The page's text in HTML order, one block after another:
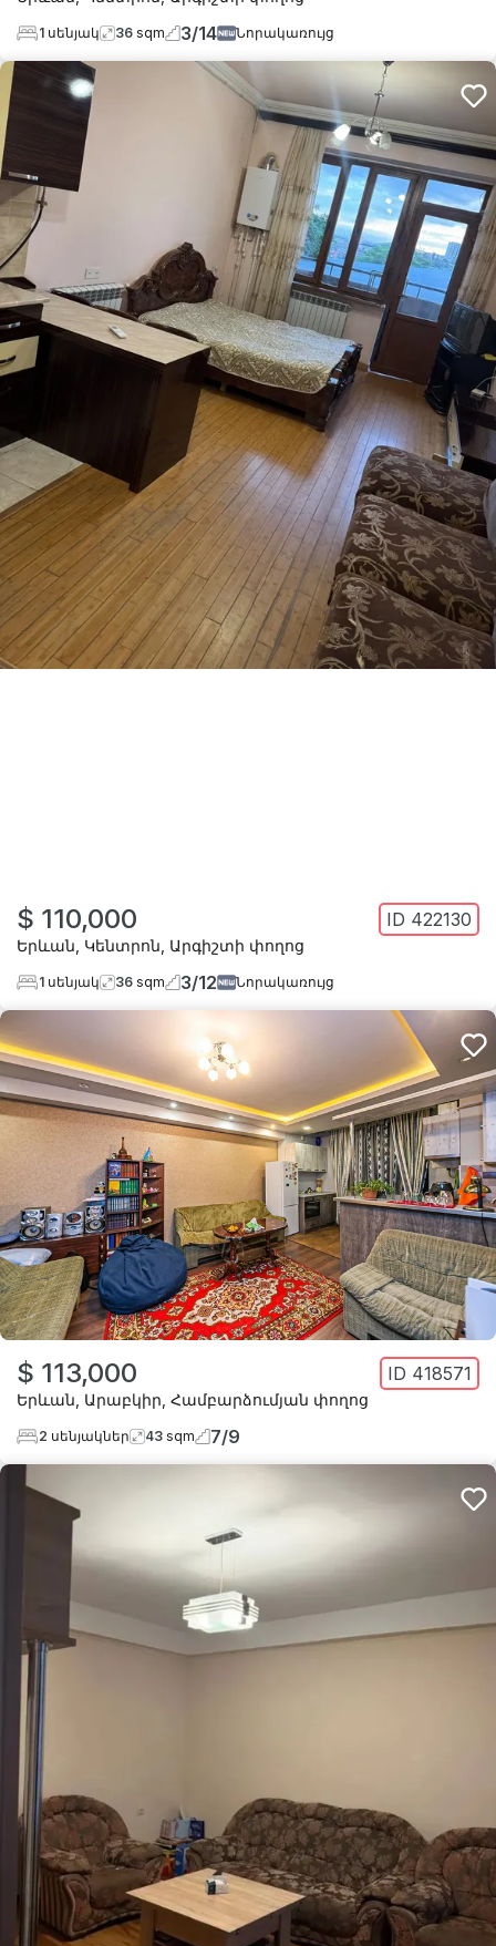
1 սենյակ 36 sqm 3/14 Նորակառույց
$ 110,000 ID 422130
Երևան Կենտրոն Արգիշտի փողոց
1 սենյակ 36 sqm 3/12 Նորակառույց
$ 113,000 ID 418571
Երևան Արաբկիր Համբարձումյան փողոց
2 սենյակներ 43 sqm 7/9